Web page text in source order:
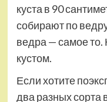
куста в 90
собирают по
ведра — самое то.
кустом.
Если хотите
два разных сорта